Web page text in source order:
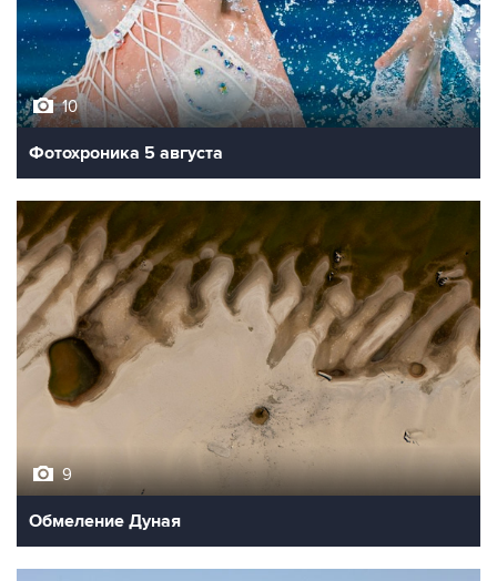
10
Фотохроника 5 августа
Обмеление Дуная